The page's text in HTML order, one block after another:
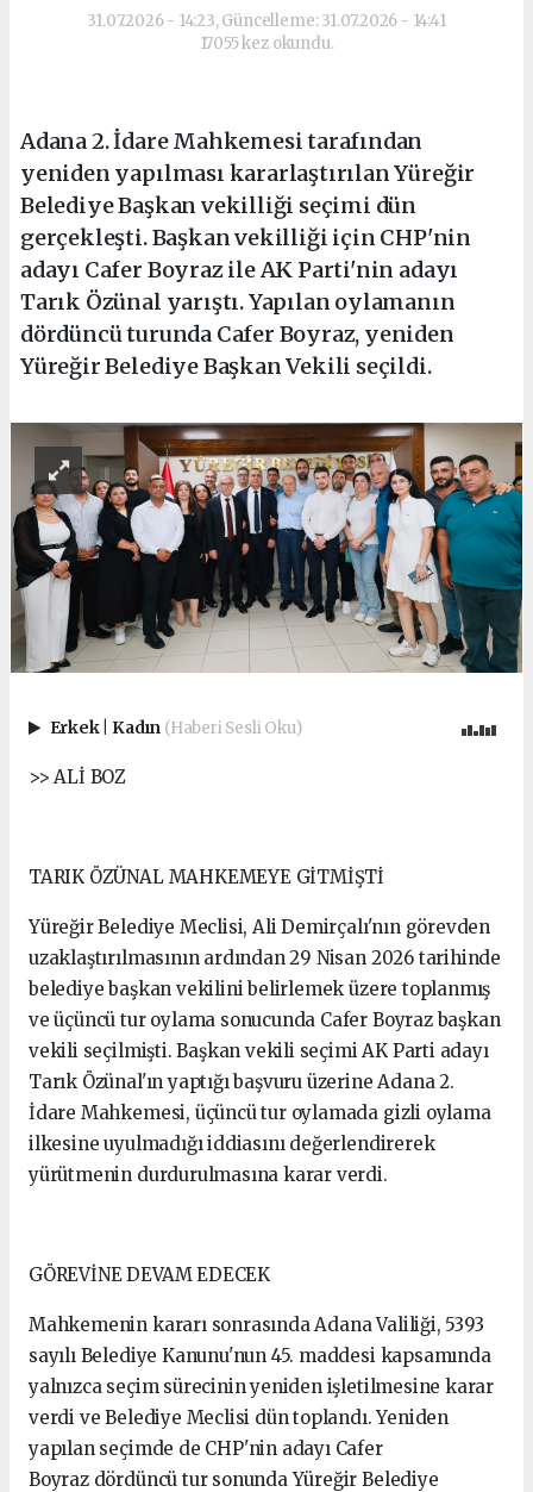
31.07.2026 - 14:23, Güncelleme: 31.07.2026 - 14:41
17055 kez okundu.
Adana 2. İdare Mahkemesi tarafından
yeniden yapılması kararlaştırılan Yüreğir
Belediye Başkan vekilliği seçimi dün
gerçekleşti. Başkan vekilliği için CHP'nin
adayı Cafer Boyraz ile AK Parti'nin adayı
Tarık Özünal yarıştı. Yapılan oylamanın
dördüncü turunda Cafer Boyraz, yeniden
Yüreğir Belediye Başkan Vekili seçildi.
Erkek Kadın (Haberi Sesli Oku)
>> ALİ BOZ
TARIK ÖZÜNAL MAHKEMEYE GİTMİŞTİ
Yüreğir Belediye Meclisi, Ali Demirçalı'nın görevden
uzaklaştırılmasının ardından 29 Nisan 2026 tarihinde
belediye başkan vekilini belirlemek üzere toplanmış
ve üçüncü tur oylama sonucunda Cafer Boyraz başkan
vekili seçilmişti. Başkan vekili seçimi AK Parti adayı
Tarık Özünal'ın yaptığı başvuru üzerine Adana 2.
İdare Mahkemesi, üçüncü tur oylamada gizli oylama
ilkesine uyulmadığı iddiasını değerlendirerek
yürütmenin durdurulmasına karar verdi.
GÖREVİNE DEVAM EDECEK
Mahkemenin kararı sonrasında Adana Valiliği, 5393
sayılı Belediye Kanunu'nun 45. maddesi kapsamında
yalnızca seçim sürecinin yeniden işletilmesine karar
verdi ve Belediye Meclisi dün toplandı. Yeniden
yapılan seçimde de CHP'nin adayı Cafer
Boyraz dördüncü tur sonunda Yüreğir Belediye